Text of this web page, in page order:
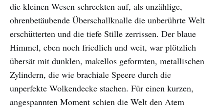
die kleinen Wesen schreckten auf, als unzählige,
ohrenbetäubende Überschallknalle die unberührte Welt
erschütterten und die tiefe Stille zerrissen. Der blaue
Himmel, eben noch friedlich und weit, war plötzlich
übersät mit dunklen, makellos geformten, metallischen
Zylindern, die wie brachiale Speere durch die
unperfekte Wolkendecke stachen. Für einen kurzen,
angespannten Moment schien die Welt den Atem